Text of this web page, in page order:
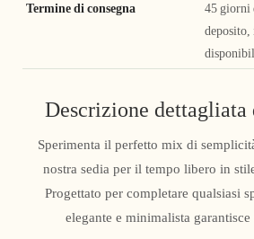
Termine di consegna
45 giorni
deposito,
Descrizione dettagliata
Sperimenta il perfetto mix di
nostra sedia per il tempo libero in
Progettato per completare qualsiasi
elegante e minimalista